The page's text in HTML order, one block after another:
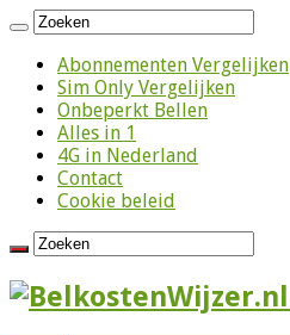
Abonnementen Vergelijken
Sim Only Vergelijken
Onbeperkt Bellen
Alles in 1
4G in Nederland
Contact
Cookie beleid